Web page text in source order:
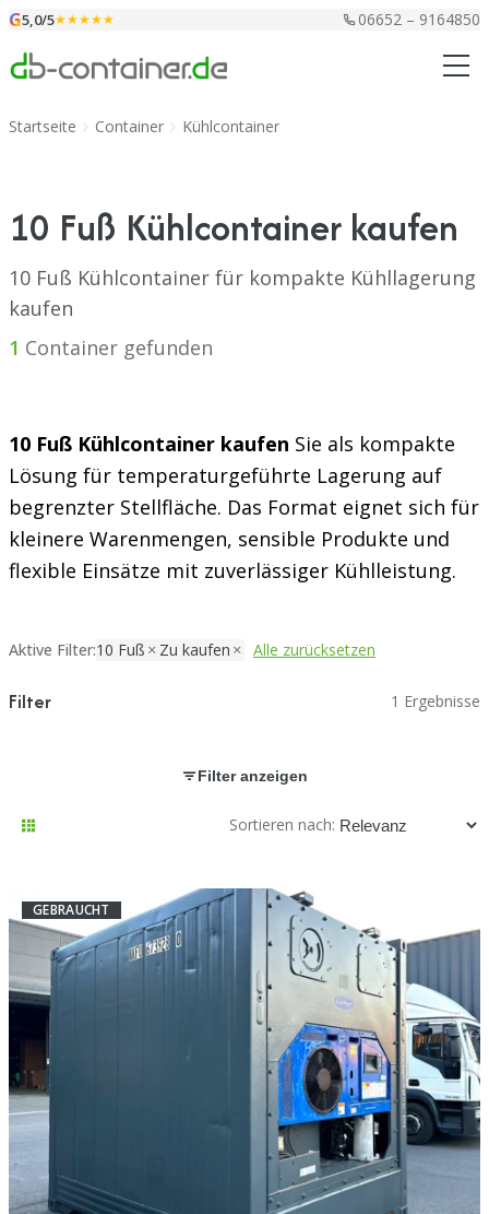
Zum Inhalt springen
G5,0/5★★★★★ 06652 – 9164850
Startseite Container Kühlcontainer
10 Fuß Kühlcontainer kaufen
10 Fuß Kühlcontainer für kompakte Kühllagerung
kaufen
1 Container gefunden
10 Fuß Kühlcontainer kaufen Sie als kompakte
Lösung für temperaturgeführte Lagerung auf
begrenzter Stellfläche. Das Format eignet sich für
kleinere Warenmengen, sensible Produkte und
flexible Einsätze mit zuverlässiger Kühlleistung.
Aktive Filter:10 Fuß Zu kaufen Alle zurücksetzen
Filter 1 Ergebnisse
Filter anzeigen
Sortieren nach:
GEBRAUCHT